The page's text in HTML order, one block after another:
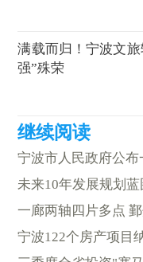
满载而归！宁波文
强”殊荣
宁波市人民政府公
未来10年发展规划
一廊两轴四片多点
宁波122个房产项目